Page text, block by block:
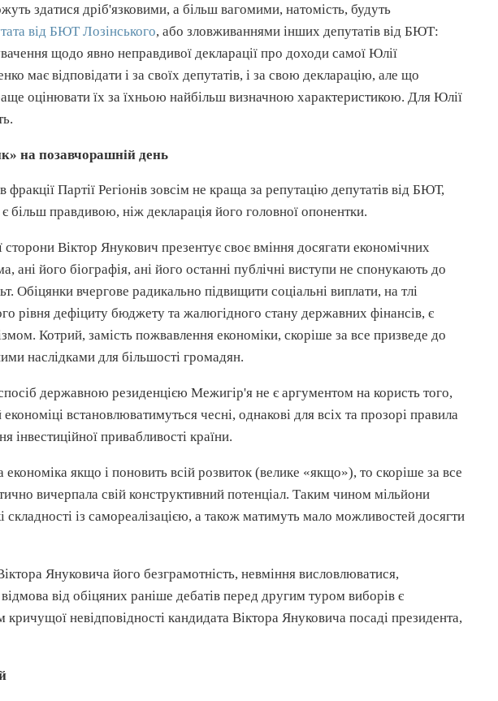
здатися дріб'язковими, а більш вагомими, натомість, будуть
відБЮТ Лозінського, абозловживаннями інших депутатів відБЮТ:
щодо явно неправдивої декларації про доходи самої Юлії
має відповідати і за своїх депутатів, і за свою декларацію, але що
оцінювати їх за їхньою найбільш визначноюхарактеристикою. Для Юлії
напозавчорашній день
фракції Партії Регіонів зовсім не краща за репутацію депутатів відБЮТ,
більш правдивою, ніж декларація його головної опонентки.
сторони ВікторЯнукович презентує своє вміння досягати економічних
ані його біографія, ані його останні публічні виступи не спонукають до
Обіцянкивчергове радикально підвищити соціальні виплати, на тлі
рівня дефіциту бюджету та жалюгідного стану державних фінансів, є
Котрий, замість пожвавлення економіки, скоріше за все призведе до
наслідками для більшості громадян.
державною резиденцією Межигір'я не є аргументом на користь того,
економіцівстановлюватимуться чесні, однакові для всіх та прозорі правила
інвестиційної привабливості країни.
економіка якщо і поновить всій розвиток (велике «якщо»), то скоріше за все
вичерпала свійконструктивний потенціал. Таким чином мільйони
складності ізсамореалізацією, а також матимуть мало можливостей досягти
Януковича його безграмотність, невміння висловлюватися,
від обіцяних раніше дебатів перед другим туром виборів є
кричущоїневідповідності кандидата ВіктораЯнуковича посаді президента,